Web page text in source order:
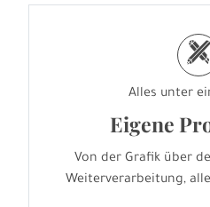
h
Alles unter
Eigene
Von der Grafik über
Weiterverarbeitung,